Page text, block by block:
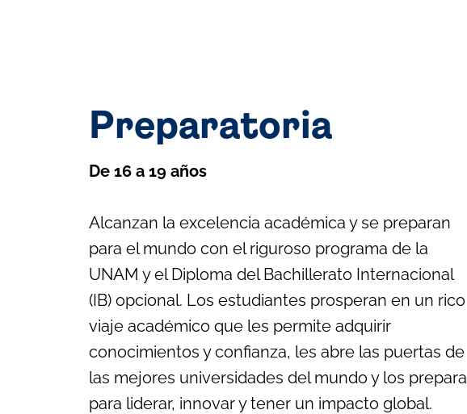
Preparatoria
De 16 a 19 años
Alcanzan la excelencia académica y se preparan
para el mundo con el riguroso programa de la
UNAM y el Diploma del Bachillerato Internacional
(IB) opcional. Los estudiantes prosperan en un rico
viaje académico que les permite adquirir
conocimientos y confianza, les abre las puertas de
las mejores universidades del mundo y los prepara
para liderar, innovar y tener un impacto global.